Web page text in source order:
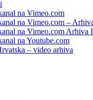
na Vimeo.com
na Vimeo.com –
na Vimeo.com Arhiva
na Youtube.com
– video arhiva